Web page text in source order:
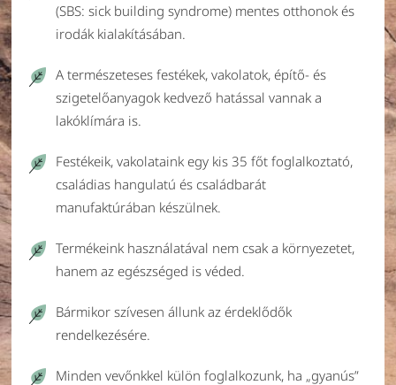
(SBS: sick building syndrome) mentes otthonok és
irodák kialakításában.
A természeteses festékek, vakolatok, építő- és
szigetelőanyagok kedvező hatással vannak a
lakóklímára is.
Festékeik, vakolataink egy kis 35 főt foglalkoztató,
családias hangulatú és családbarát
manufaktúrában készülnek.
Termékeink használatával nem csak a környezetet,
hanem az egészséged is véded.
Bármikor szívesen állunk az érdeklődők
rendelkezésére.
Minden vevőnkkel külön foglalkozunk, ha „gyanús”